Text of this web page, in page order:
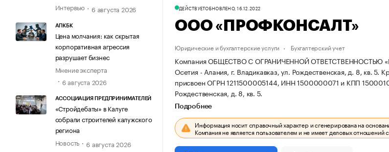
Интервью
6 августа 2026
АПКБК
Цена молчания: как скрытая
корпоративная агрессия
разрушает бизнес
Мнение эксперта
6 августа 2026
АССОЦИАЦИЯ ПРЕДПРИНИМАТЕЛЕЙ
«Стройдебаты» в Калуге
собрали строителей калужского
региона
Новость
6 августа 2026
ДЕЙСТВУЕТОБНОВЛЕНО, 16.12.2022
ООО «ПРОФКОНСАЛТ»
Юридические и бухгалтерские услуги Бухгалтерский учет
Компания ОБЩЕСТВО С ОГРАНИЧЕННОЙ ОТВЕТСТВЕННОСТЬЮ
Осетия - Алания, г. Владикавказ, ул. Рождественская, д. 8, кв. 5.
присвоен ОГРН 1211500005144, ИНН 1500000071 и КПП
Рождественская, д. 8, кв. 5.
Подробнее
Информация носит справочный характер и сгенерирована на
Компания не является пользователем и не имеет деловых отношений